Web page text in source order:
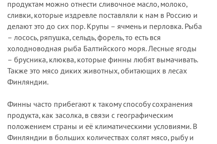
продуктам можно отнести сливочное масло, молоко,
сливки, которые издревле поставляли к нам в Россию и
делают это до сих пор. Крупы – ячмень и перловка. Рыба
– лосось, ряпушка, сельдь, форель, то есть вся
холодноводная рыба Балтийского моря. Лесные ягоды
– брусника, клюква, которые финны любят вымачивать.
Также это мясо диких животных, обитающих в лесах
Финляндии.
Финны часто прибегают к такому способу сохранения
продукта, как засолка, в связи с географическим
положением страны и её климатическими условиями. В
Финляндии в больших количествах солят мясо, рыбу и